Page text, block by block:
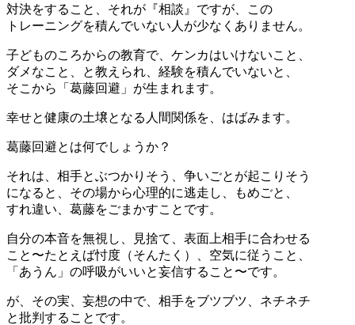
対決をすること、それが『相談』ですが、この
トレーニングを積んでいない人が少なくありません。
子どものころからの教育で、ケンカはいけないこと、
ダメなこと、と教えられ、経験を積んでいないと、
そこから「葛藤回避」が生まれます。
幸せと健康の土壌となる人間関係を、はばみます。
葛藤回避とは何でしょうか？
それは、相手とぶつかりそう、争いごとが起こりそう
になると、その場から心理的に逃走し、もめごと、
すれ違い、葛藤をごまかすことです。
自分の本音を無視し、見捨て、表面上相手に合わせる
こと〜たとえば忖度（そんたく）、空気に従うこと、
「あうん」の呼吸がいいと妄信すること〜です。
が、その実、妄想の中で、相手をブツブツ、ネチネチ
と批判することです。